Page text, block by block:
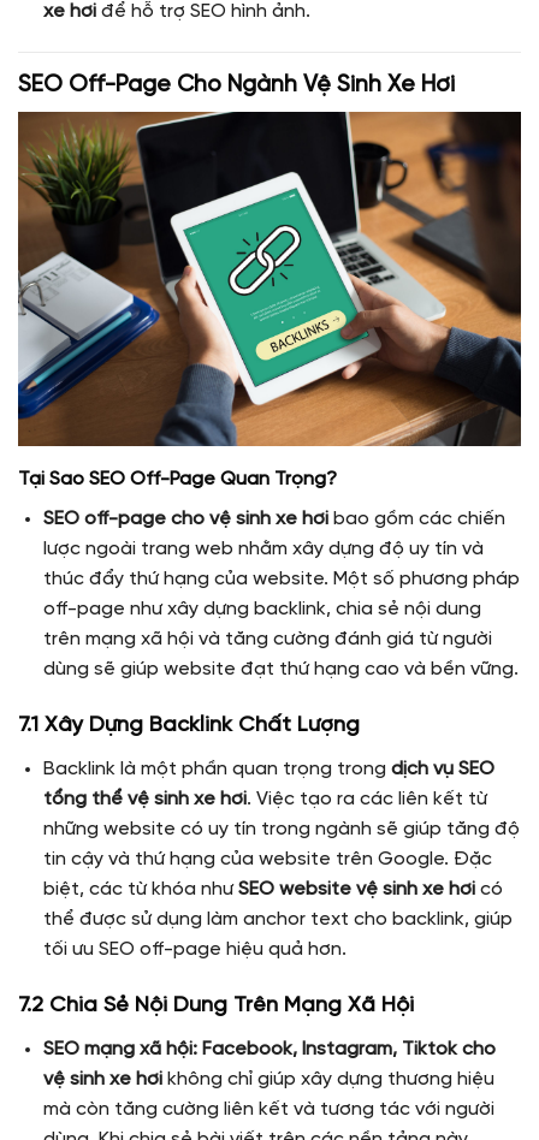
xe hơiđể hỗ trợ SEO hình ảnh.
SEO Off-Page Cho Ngành Vệ Sinh Xe Hơi
Tại Sao SEO Off-Page Quan Trọng?
SEO off-page cho vệ sinh xe hơibao gồm các chiến
lược ngoài trang web nhằm xây dựng độ uy tín và
thúc đẩy thứ hạng của website. Một số phương pháp
off-page như xây dựng backlink, chia sẻ nội dung
trên mạng xã hội và tăng cường đánh giá từ người
dùng sẽ giúp website đạt thứ hạng cao và bền vững.
7.1 Xây Dựng Backlink Chất Lượng
Backlink là một phần quan trọng trong dịch vụ SEO
tổng thể vệ sinh xe hơi. Việc tạo ra các liên kết từ
những website có uy tín trong ngành sẽ giúp tăng độ
tin cậy và thứ hạng của website trên Google. Đặc
biệt, các từ khóa nhưSEO website vệ sinh xe hơicó
thể được sử dụng làm anchor text cho backlink, giúp
tối ưu SEO off-page hiệu quả hơn.
7.2 Chia Sẻ Nội Dung Trên Mạng Xã Hội
SEO mạng xã hội: Facebook, Instagram, Tiktok cho
vệ sinh xe hơikhông chỉ giúp xây dựng thương hiệu
mà còn tăng cường liên kết và tương tác với người